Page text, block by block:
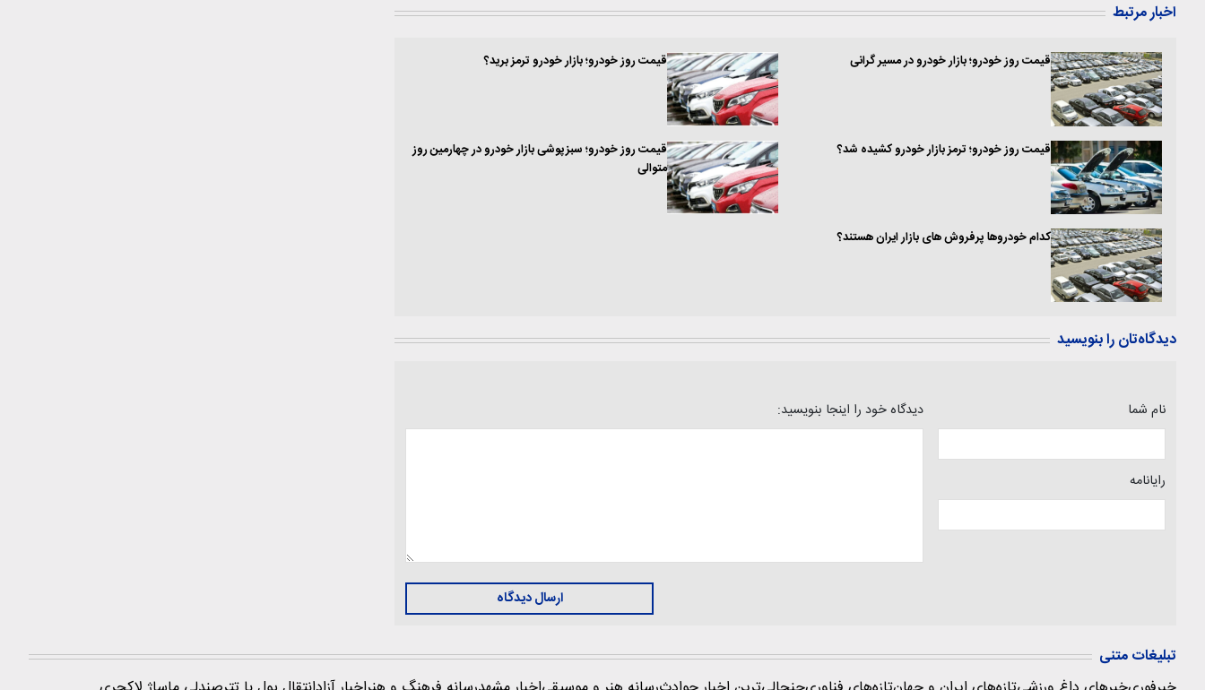
اخبار مرتبط
قیمت روز خودرو؛ بازار خودرو در مسیر گرانی قیمت روز خودرو؛ بازار خودرو ترمز برید؟
قیمت روز خودرو؛ ترمز بازار خودرو کشیده شد؟
قیمت روز خودرو؛ سبزپوشی بازار خودرو در چهارمین روز
متوالی
کدام خودروها پرفروش های بازار ایران هستند؟
دیدگاه‌تان را بنویسید
نام شما
رایانامه
دیدگاه خود را اینجا بنویسید:
ارسال دیدگاه
تبلیغات متنی